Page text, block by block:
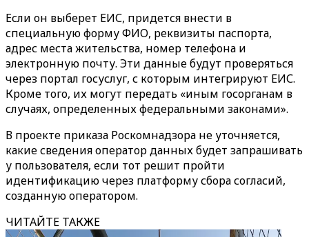
Если он выберет ЕИС, придется внести в
специальную форму ФИО, реквизиты паспорта,
адрес места жительства, номер телефона и
электронную почту. Эти данные будут проверяться
через портал госуслуг, с которым интегрируют ЕИС.
Кроме того, их могут передать «иным госорганам в
случаях, определенных федеральными законами».
В проекте приказа Роскомнадзора не уточняется,
какие сведения оператор данных будет запрашивать
у пользователя, если тот решит пройти
идентификацию через платформу сбора согласий,
созданную оператором.
ЧИТАЙТЕ ТАКЖЕ